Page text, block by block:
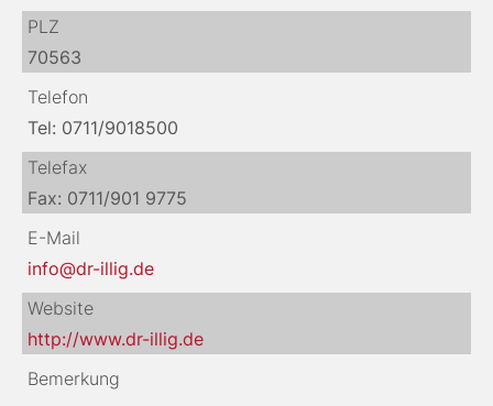
PLZ
70563
Telefon
Tel: 0711/9018500
Telefax
Fax: 0711/901 9775
E-Mail
info@dr-illig.de
Website
http://www.dr-illig.de
Bemerkung